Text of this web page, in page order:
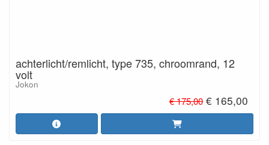
achterlicht/remlicht, type 735, chroomrand, 12
volt
Jokon
€ 175,00 € 165,00